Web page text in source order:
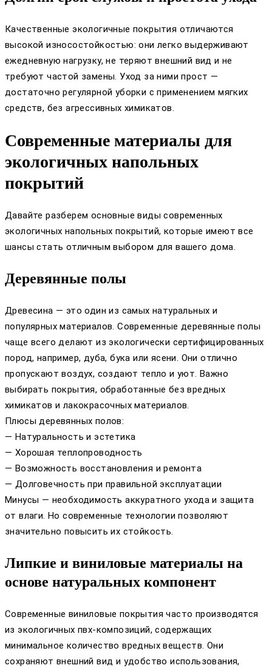
Качественные экологичные покрытия отличаются
высокой износостойкостью: они легко выдерживают
ежедневную нагрузку, не теряют внешний вид и не
требуют частой замены. Уход за ними прост —
достаточно регулярной уборки с применением мягких
средств, без агрессивных химикатов.
Современные материалы для
экологичных напольных
покрытий
Давайте разберем основные виды современных
экологичных напольных покрытий, которые имеют все
шансы стать отличным выбором для вашего дома.
Деревянные полы
Древесина — это один из самых натуральных и
популярных материалов. Современные деревянные полы
чаще всего делают из экологически сертифицированных
пород, например, дуба, бука или ясени. Они отлично
пропускают воздух, создают тепло и уют. Важно
выбирать покрытия, обработанные без вредных
химикатов и лакокрасочных материалов.
Плюсы деревянных полов:
— Натуральность и эстетика
— Хорошая теплопроводность
— Возможность восстановления и ремонта
— Долговечность при правильной эксплуатации
Минусы — необходимость аккуратного ухода и защита
от влаги. Но современные технологии позволяют
значительно повысить их стойкость.
Липкие и виниловые материалы на
основе натуральных компонент
Современные виниловые покрытия часто производятся
из экологичных пвх-композиций, содержащих
минимальное количество вредных веществ. Они
сохраняют внешний вид и удобство использования,